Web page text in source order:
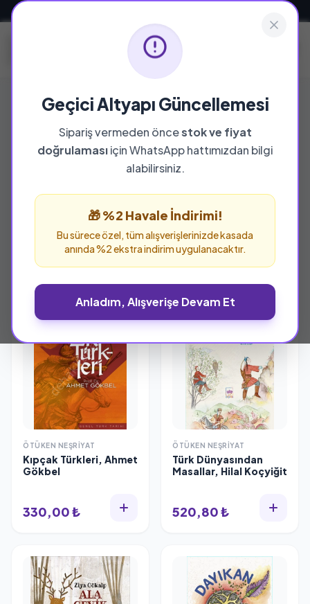
Geçici Altyapı Güncellemesi
Sipariş vermeden öncestok ve fiyat
doğrulamasıiçin WhatsApp hattımızdan bilgi
alabilirsiniz.
🎁 %2 Havale İndirimi!
Bu sürece özel, tüm alışverişlerinizde kasada
anında %2 ekstra indirim uygulanacaktır.
Anladım, Alışverişe Devam Et
YAYINEVI
Ötüken Neşriyat
Ötüken Neşriyat yayınevine ait tüm eserleri bu
sayfada inceleyebilir ve güvenle sipariş
ÖTÜKEN NEŞRIYAT
Kıpçak Türkleri, Ahmet
Gökbel
330,00 ₺
ÖTÜKEN NEŞRIYAT
Türk Dünyasından
Masallar, Hilal Koçyiğit
520,80 ₺